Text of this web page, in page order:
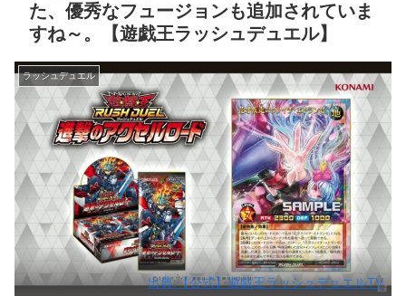
た、優秀なフュージョンも追加されていま
すね～。【遊戯王ラッシュデュエル】
ラッシュデュエル
出典:【公式】遊戯王ラッシュデュエルTV